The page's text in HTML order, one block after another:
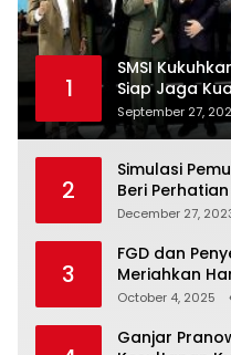
1
SMSI
Siap Jaga
Indonesia
September 27,
2
Simulasi
Beri
December 27,
3
FGD dan
Meriahkan
October 4, 2025
Ganjar